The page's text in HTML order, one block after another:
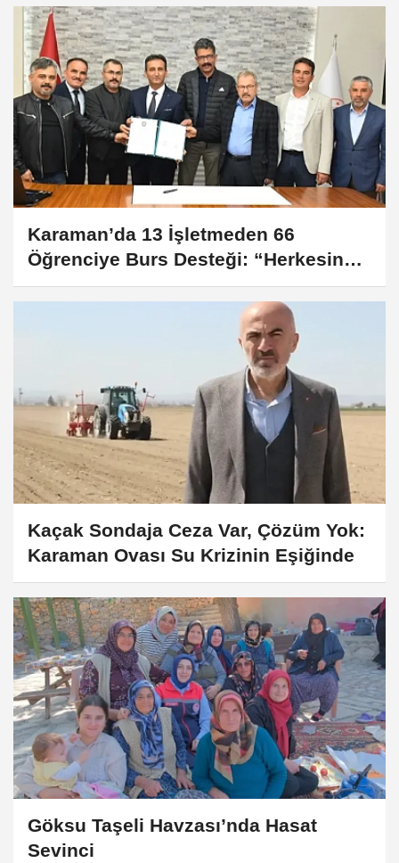
Karaman’da 13 İşletmeden 66
Öğrenciye Burs Desteği: “Herkesin
Bir Mesleği Olmalı” Projesiyle Güçlü
Kaçak Sondaja Ceza Var, Çözüm Yok:
Karaman Ovası Su Krizinin Eşiğinde
Göksu Taşeli Havzası’nda Hasat
Sevinci